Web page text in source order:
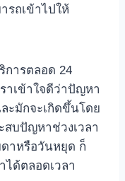
รถเข้าไปให้
การตลอด 24
าเข้าใจดีว่าปัญหา
ะมักจะเกิดขึ้นโดย
บปัญหาช่วงเวลา
าหรือวันหยุด ก็
ได้ตลอดเวลา